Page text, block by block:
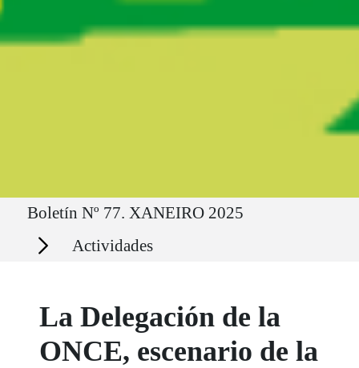
Ruta del sitio
Boletín Nº 77. XANEIRO 2025
Secciones Actividades
La Delegación de la
ONCE, escenario de la